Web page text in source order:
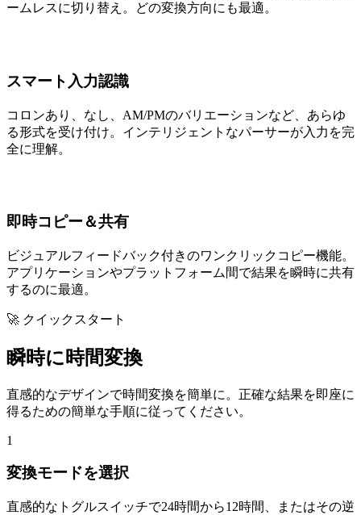
ームレスに切り替え。どの変換方向にも最適。
スマート入力認識
コロンあり、なし、AM/PMのバリエーションなど、あらゆ
る形式を受け付け。インテリジェントなパーサーが入力を完
全に理解。
即時コピー＆共有
ビジュアルフィードバック付きのワンクリックコピー機能。
アプリケーションやプラットフォーム間で結果を瞬時に共有
するのに最適。
🚀 クイックスタート
瞬時に時間変換
直感的なデザインで時間変換を簡単に。正確な結果を即座に
得るための簡単な手順に従ってください。
1
変換モードを選択
直感的なトグルスイッチで24時間から12時間、またはその逆